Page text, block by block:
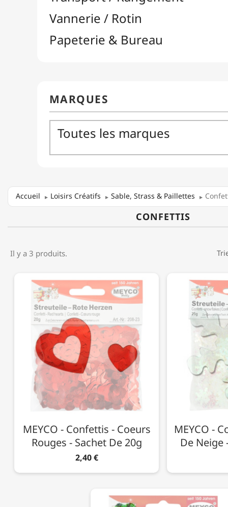
Accueil Loisirs Créatifs Sable, Strass & Paillettes
CONFETTIS
Il y a 3 produits.
MEYCO - Confettis - Coeurs
Rouges - Sachet De 20g
2,40 €
MEYCO -
De Neige